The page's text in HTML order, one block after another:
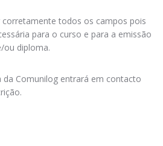
corretamente todos os campos pois
para o curso e para a emissão
ou diploma.
da Comunilog entrará em contacto